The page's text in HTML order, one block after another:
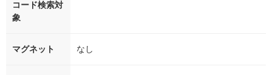
コード検索対
象
マグネット なし